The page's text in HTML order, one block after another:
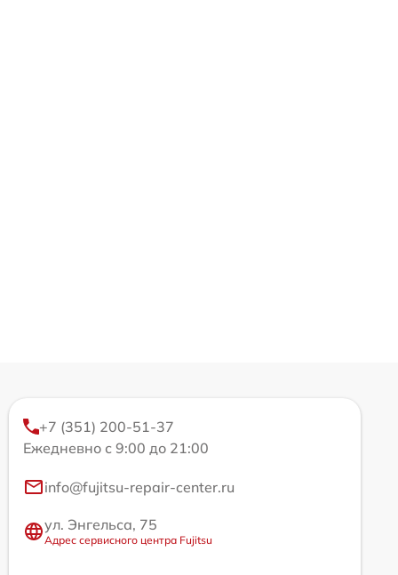
+7 (351) 200-51-37
Ежедневно с 9:00 до 21:00
info@fujitsu-repair-center.ru
ул. Энгельса, 75
Адрес сервисного центра Fujitsu